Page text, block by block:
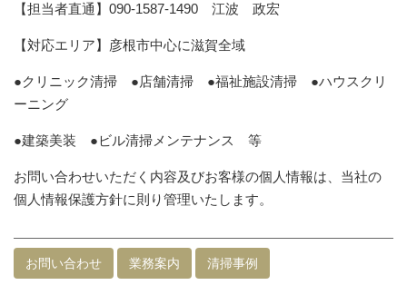
【担当者直通】090-1587-1490 江波 政宏
【対応エリア】彦根市中心に滋賀全域
●クリニック清掃 ●店舗清掃 ●福祉施設清掃 ●ハウスクリ
ーニング
●建築美装 ●ビル清掃メンテナンス 等
お問い合わせいただく内容及びお客様の個人情報は、当社の
個人情報保護方針に則り管理いたします。
お問い合わせ 業務案内 清掃事例